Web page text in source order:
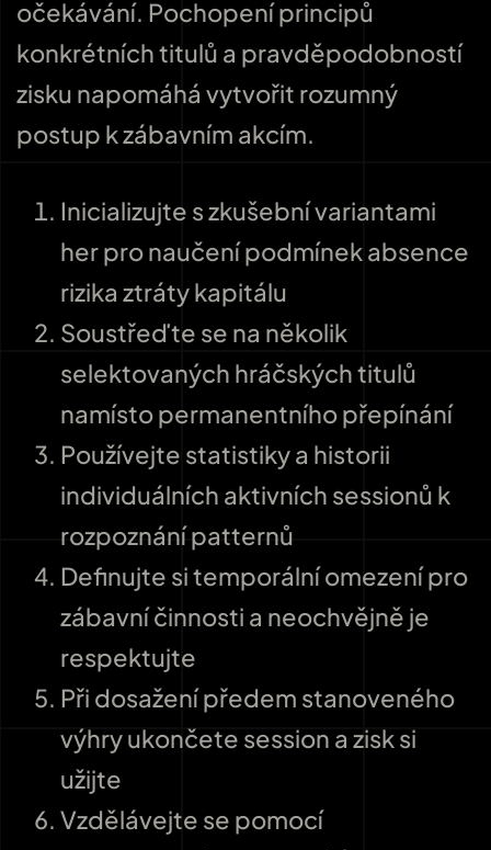
očekávání. Pochopení principů
konkrétních titulů a pravděpodobností
zisku napomáhá vytvořit rozumný
postup k zábavním akcím.
Inicializujte s zkušební variantami
her pro naučení podmínek absence
rizika ztráty kapitálu
Soustřeďte se na několik
selektovaných hráčských titulů
namísto permanentního přepínání
Používejte statistiky a historii
individuálních aktivních sessionů k
rozpoznání patternů
Definujte si temporální omezení pro
zábavní činnosti a neochvějně je
respektujte
Při dosažení předem stanoveného
výhry ukončete session a zisk si
užijte
Vzdělávejte se pomocí